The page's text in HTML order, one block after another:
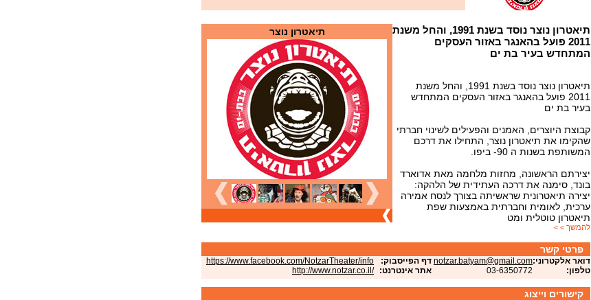
תיאטרון נוצר
תיאטרון נוצר נוסד בשנת 1991, והחל משנת
2011 פועל בהאנגר באזור העסקים
המתחדש בעיר בת ים
תיאטרון נוצר נוסד בשנת 1991, והחל משנת
2011 פועל בהאנגר באזור העסקים המתחדש
בעיר בת ים
קבוצת היוצרים, האמנים והפעילים לשינוי חברתי
שהקימו את תיאטרון נוצר, התחילו את דרכם
המשותפת בשנות ה 90- ביפו.
יצירתם הראשונה, מחזות מלחמה מאת אדוארד
בונד, סימנה את דרכה העתידית של הלהקה:
יצירה תיאטרונית שראשיתה בצורך לנסח אמירה
ערכית, לאומית וחברתית באמצעות שפת
תיאטרון טוטלית ומט
להמשך > >
פרטי קשר
דואר אלקטרוני:notzar.batyam@gmail.com דף הפייסבוק:
https://www.facebook.com/NotzarTheater/info
טלפון:
03-6350772 אתר אינטרנט: http://www.notzar.co.il/
קישורים וייצוג